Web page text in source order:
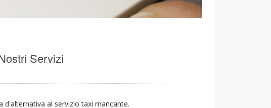
Servizi
d'alternativa al servizio taxi mancante.